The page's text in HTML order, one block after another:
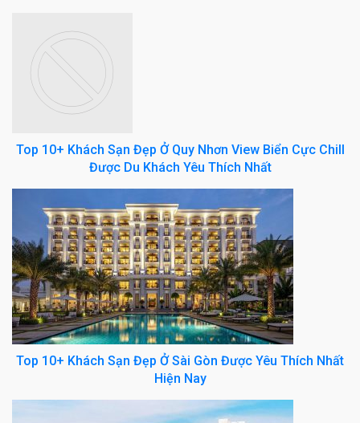
Top 10+ Khách Sạn Đẹp Ở Quy Nhơn View Biển Cực Chill
Được Du Khách Yêu Thích Nhất
Top 10+ Khách Sạn Đẹp Ở Sài Gòn Được Yêu Thích Nhất
Hiện Nay